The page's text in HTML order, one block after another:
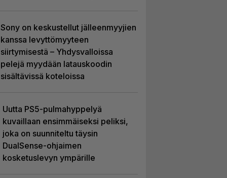
Sony on keskustellut jälleenmyyjien
kanssa levyttömyyteen
siirtymisestä – Yhdysvalloissa
pelejä myydään latauskoodin
sisältävissä koteloissa
Uutta PS5-pulmahyppelyä
kuvaillaan ensimmäiseksi peliksi,
joka on suunniteltu täysin
DualSense-ohjaimen
kosketuslevyn ympärille